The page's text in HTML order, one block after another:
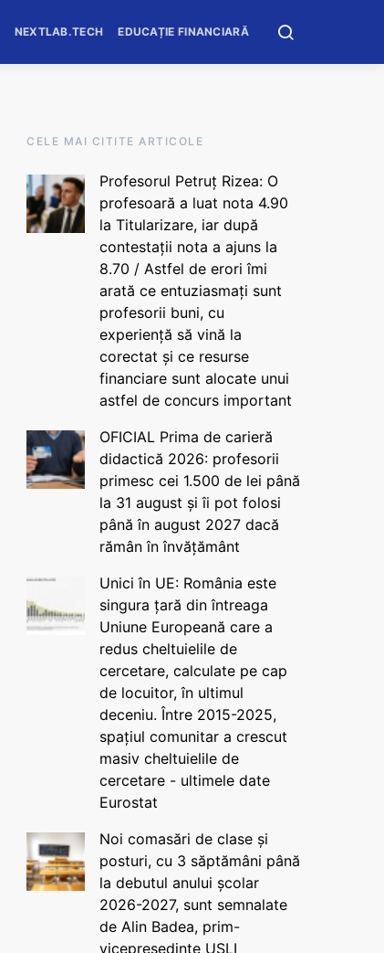
NEXTLAB.TECH EDUCAȚIE FINANCIARĂ
CELE MAI CITITE ARTICOLE
Profesorul Petruț Rizea: O
profesoară a luat nota 4.90
la Titularizare, iar după
contestații nota a ajuns la
8.70 / Astfel de erori îmi
arată ce entuziasmați sunt
profesorii buni, cu
experiență să vină la
corectat și ce resurse
financiare sunt alocate unui
astfel de concurs important
OFICIAL Prima de carieră
didactică 2026: profesorii
primesc cei 1.500 de lei până
la 31 august și îi pot folosi
până în august 2027 dacă
rămân în învățământ
Unici în UE: România este
singura țară din întreaga
Uniune Europeană care a
redus cheltuielile de
cercetare, calculate pe cap
de locuitor, în ultimul
deceniu. Între 2015-2025,
spațiul comunitar a crescut
masiv cheltuielile de
cercetare - ultimele date
Eurostat
Noi comasări de clase și
posturi, cu 3 săptămâni până
la debutul anului școlar
2026-2027, sunt semnalate
de Alin Badea, prim-
vicepreședinte USLI